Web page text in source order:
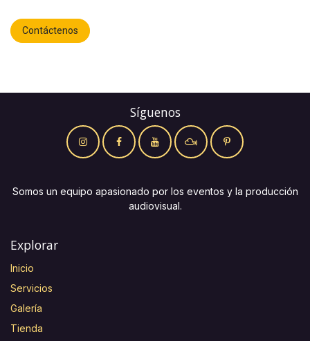
Contáctenos
Síguenos
Somos un equipo apasionado por los eventos y la producción
audiovisual.
Explorar
Inicio
Servicios
Galería
Tienda